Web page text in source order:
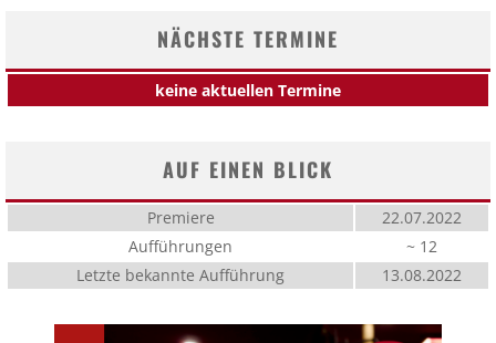
NÄCHSTE TERMINE
keine aktuellen Termine
AUF EINEN BLICK
Premiere
22.07.2022
Aufführungen
~ 12
Letzte bekannte Aufführung
13.08.2022